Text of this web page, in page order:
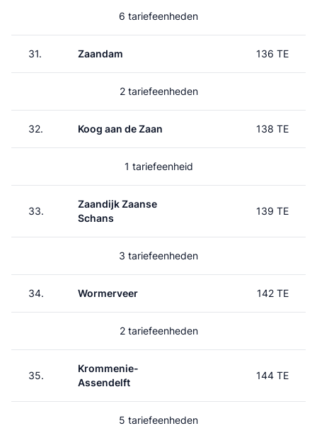
6 tariefeenheden
31. Zaandam 136 TE
2 tariefeenheden
32. Koog aan de Zaan 138 TE
1 tariefeenheid
33.
Zaandijk Zaanse
Schans
139 TE
3 tariefeenheden
34. Wormerveer 142 TE
2 tariefeenheden
35.
Krommenie-
Assendelft
144 TE
5 tariefeenheden